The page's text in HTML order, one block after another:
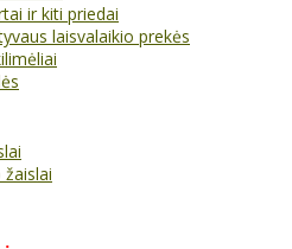
ir kiti priedai
laisvalaikio prekės